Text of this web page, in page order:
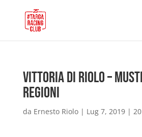
Vittoria di Riolo –
Regioni
da Ernesto Riolo| Lug 7, 2019|